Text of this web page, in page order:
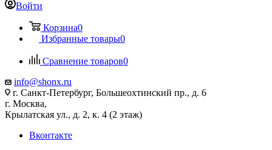
Войти
Корзина0
Избранные товары0
Сравнение товаров0
info@shonx.ru
г. Санкт-Петербург, Большеохтинский пр., д. 6
г. Москва,
Крылатская ул., д. 2, к. 4 (2 этаж)
Вконтакте